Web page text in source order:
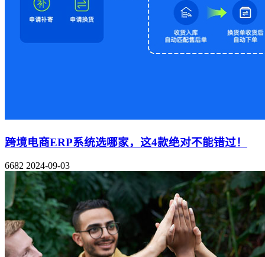
跨境电商ERP系统选哪家，这4款绝对不能错过！
6682 2024-09-03